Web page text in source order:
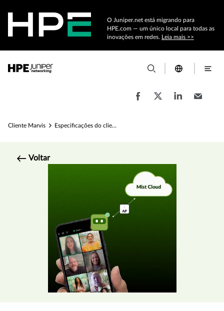
O Juniper.net está migrando para
HPE.com — um único local para todas as
inovações em redes. Leia mais >>
Cliente Marvis Especificações do cliente Marvis
Voltar